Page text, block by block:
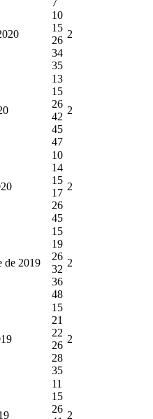
10
15
26
34
35
2
13
15
26
42
45
47
2
10
14
15
17
26
45
2
de 2019
15
19
26
32
36
48
2
15
21
22
26
28
35
2
11
15
26
2